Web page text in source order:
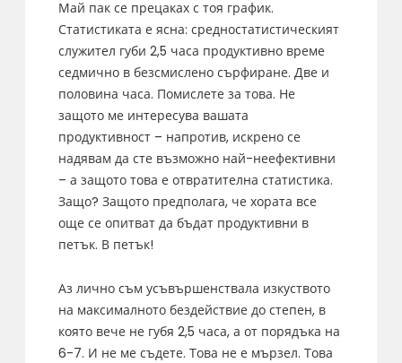
Май пак се прецаках с тоя график.
Статистиката е ясна: средностатистическият
служител губи 2,5 часа продуктивно време
седмично в безсмислено сърфиране. Две и
половина часа. Помислете за това. Не
защото ме интересува вашата
продуктивност – напротив, искрено се
надявам да сте възможно най-неефективни
– а защото това е отвратителна статистика.
Защо? Защото предполага, че хората все
още се опитват да бъдат продуктивни в
петък. В петък!
Аз лично съм усъвършенствала изкуството
на максималното бездействие до степен, в
която вече не губя 2,5 часа, а от порядъка на
6-7. И не ме съдете. Това не е мързел. Това